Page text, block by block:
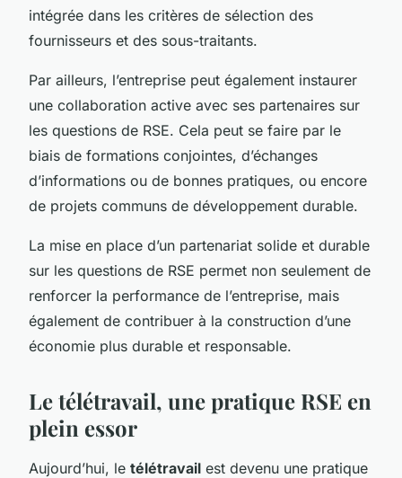
intégrée dans les critères de sélection des
fournisseurs et des sous-traitants.
Par ailleurs, l’entreprise peut également instaurer
une collaboration active avec ses partenaires sur
les questions de RSE. Cela peut se faire par le
biais de formations conjointes, d’échanges
d’informations ou de bonnes pratiques, ou encore
de projets communs de développement durable.
La mise en place d’un partenariat solide et durable
sur les questions de RSE permet non seulement de
renforcer la performance de l’entreprise, mais
également de contribuer à la construction d’une
économie plus durable et responsable.
Le télétravail, une pratique RSE en
plein essor
Aujourd’hui, le télétravail est devenu une pratique